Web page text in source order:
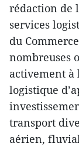
rédaction de
services
du
nombreuses
activement à
logistique
transport
aérien,